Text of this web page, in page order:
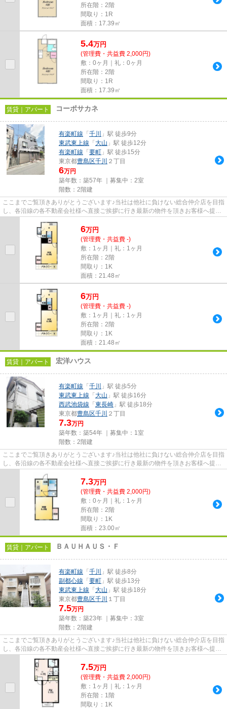
所在階：2階
間取り：1R
面積：17.39㎡
5.4万円
(管理費・共益費 2,000円)
敷：0ヶ月｜礼：0ヶ月
所在階：2階
間取り：1R
面積：17.39㎡
賃貸｜アパート コーポサカネ
有楽町線 「 千川
」駅 徒歩9分
東武東上線 「 大山 」駅 徒歩12分
有楽町線 「 要町 」駅 徒歩15分
東京都豊島区千川 ２丁目
6万円
築年数：築57年 ｜募集中： 2室
階数：2階建
ここまでご覧頂きありがとうございます♪当社は他社に負けない総合仲介店を目指
し、各沿線の各不動産会社様へ直接ご挨拶に行き最新の物件を頂きお客様へ提供
6万円
(管理費・共益費 -)
敷：1ヶ月｜礼：1ヶ月
所在階：2階
間取り：1K
面積：21.48㎡
6万円
(管理費・共益費 -)
敷：1ヶ月｜礼：1ヶ月
所在階：2階
間取り：1K
面積：21.48㎡
賃貸｜アパート 宏洋ハウス
有楽町線 「 千川
」駅 徒歩5分
東武東上線 「 大山 」駅 徒歩16分
西武池袋線 「 東長崎 」駅 徒歩18分
東京都豊島区千川 ２丁目
7.3万円
築年数：築54年 ｜募集中： 1室
階数：2階建
ここまでご覧頂きありがとうございます♪当社は他社に負けない総合仲介店を目指
し、各沿線の各不動産会社様へ直接ご挨拶に行き最新の物件を頂きお客様へ提供
7.3万円
(管理費・共益費 2,000円)
敷：0ヶ月｜礼：1ヶ月
所在階：2階
間取り：1K
面積：23.00㎡
賃貸｜アパート ＢＡＵＨＡＵＳ・Ｆ
有楽町線 「 千川
」駅 徒歩8分
副都心線 「 要町 」駅 徒歩13分
東武東上線 「 大山 」駅 徒歩18分
東京都豊島区千川 １丁目
7.5万円
築年数：築23年 ｜募集中： 3室
階数：2階建
ここまでご覧頂きありがとうございます♪当社は他社に負けない総合仲介店を目指
し、各沿線の各不動産会社様へ直接ご挨拶に行き最新の物件を頂きお客様へ提供
しております！最新の情報は...
7.5万円
(管理費・共益費 2,000円)
敷：1ヶ月｜礼：1ヶ月
所在階：1階
間取り：1K